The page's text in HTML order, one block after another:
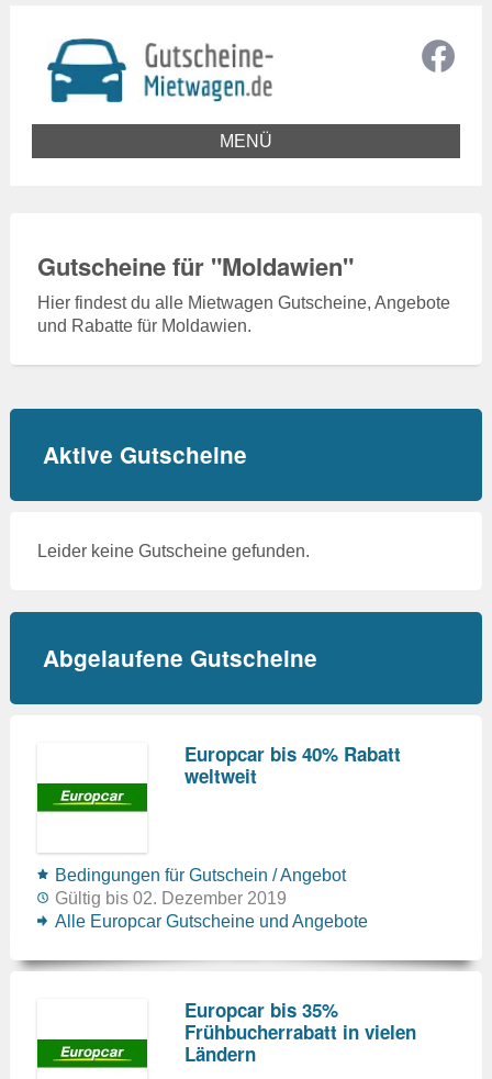
MENÜ
Gutscheine für "Moldawien"
Hier findest du alle Mietwagen Gutscheine, Angebote
und Rabatte für Moldawien.
Aktive Gutscheine
Leider keine Gutscheine gefunden.
Abgelaufene Gutscheine
Europcar bis 40% Rabatt
weltweit
Bedingungen für Gutschein / Angebot
Gültig bis 02. Dezember 2019
Alle Europcar Gutscheine und Angebote
Europcar bis 35%
Frühbucherrabatt in vielen
Ländern